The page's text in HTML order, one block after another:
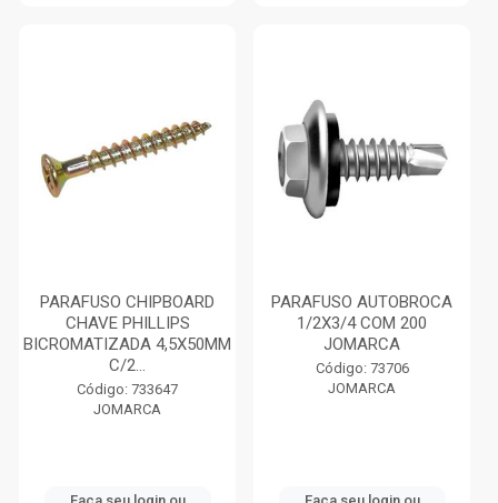
PARAFUSO CHIPBOARD
CHAVE PHILLIPS
BICROMATIZADA 4,5X50MM
C/2...
Código: 733647
JOMARCA
PARAFUSO AUTOBROCA
1/2X3/4 COM 200
JOMARCA
Código: 73706
JOMARCA